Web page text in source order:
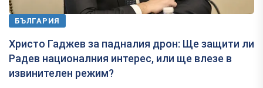
БЪЛГАРИЯ
Христо Гаджев за падналия дрон: Ще защити ли
Радев националния интерес, или ще влезе в
извинителен режим?